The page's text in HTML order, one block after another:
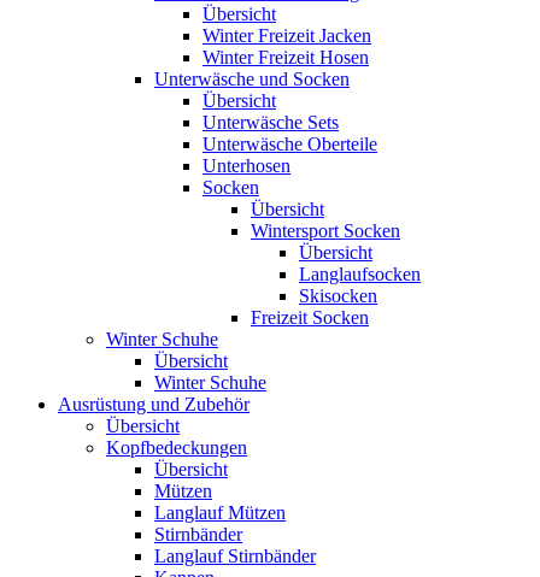
Übersicht
Winter Freizeit Jacken
Winter Freizeit Hosen
Unterwäsche und Socken
Übersicht
Unterwäsche Sets
Unterwäsche Oberteile
Unterhosen
Socken
Übersicht
Wintersport Socken
Übersicht
Langlaufsocken
Skisocken
Freizeit Socken
Winter Schuhe
Übersicht
Winter Schuhe
Ausrüstung und Zubehör
Übersicht
Kopfbedeckungen
Übersicht
Mützen
Langlauf Mützen
Stirnbänder
Langlauf Stirnbänder